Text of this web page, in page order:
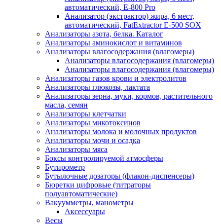
автоматический, E-800 Pro
Анализатор (экстрактор) жира, 6 мест,
автоматический, FatExtractor E-500 SOX
Анализаторы азота, белка. Каталог
Анализаторы аминокислот и витаминов
Анализаторы влагосодержания (влагомеры)
Анализаторы влагосодержания (влагомеры)
Анализаторы влагосодержания (влагомеры)
Анализаторы газов крови и электролитов
Анализаторы глюкозы, лактата
Анализаторы зерна, муки, кормов, растительного
масла, семян
Анализаторы клетчатки
Анализаторы микотоксинов
Анализаторы молока и молочных продуктов
Анализаторы мочи и осадка
Анализаторы мяса
Боксы контролируемой атмосферы
Бутирометр
Бутылочные дозаторы (флакон-диспенсеры)
Бюретки цифровые (титраторы
полуавтоматические)
Вакуумметры, манометры
Аксессуары
Весы